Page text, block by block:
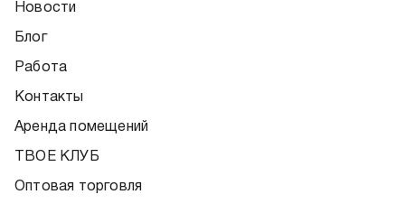
Новости
Блог
Работа
Контакты
Аренда помещений
ТВОЕ КЛУБ
Оптовая торговля